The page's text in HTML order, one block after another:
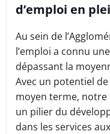
d’emploi en
Au sein de
l’emploi a connu
dépassant la
Avec un potentiel
moyen terme, notre
un pilier du
dans les services